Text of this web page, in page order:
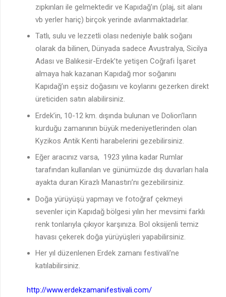
zıpkınları ile gelmektedir ve Kapıdağ’ın (plaj, sit alanı
vb yerler hariç) birçok yerinde avlanmaktadırlar.
Tatlı, sulu ve lezzetli olası nedeniyle balık soğanı
olarak da bilinen, Dünyada sadece Avustralya, Sicilya
Adası ve Balıkesir-Erdek’te yetişen Coğrafi İşaret
almaya hak kazanan Kapıdağ mor soğanını
Kapıdağ’ın eşsiz doğasını ve koylarını gezerken direkt
üreticiden satın alabilirsiniz.
Erdek’in, 10-12 km. dışında bulunan ve Dolion’ların
kurduğu zamanının büyük medeniyetlerinden olan
Kyzikos Antik Kenti harabelerini gezebilirsiniz.
Eğer aracınız varsa, 1923 yılına kadar Rumlar
tarafından kullanılan ve günümüzde dış duvarları hala
ayakta duran Kirazlı Manastırı’nı gezebilirsiniz.
Doğa yürüyüşü yapmayı ve fotoğraf çekmeyi
sevenler için Kapıdağ bölgesi yılın her mevsimi farklı
renk tonlarıyla çıkıyor karşınıza. Bol oksijenli temiz
havası çekerek doğa yürüyüşleri yapabilirsiniz.
Her yıl düzenlenen Erdek zamanı festivali’ne
katılabilirsiniz.
http://www.erdekzamanifestivali.com/